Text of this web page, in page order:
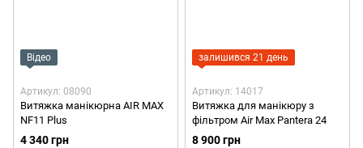
Відео
Артикул: 08090
Витяжка манікюрна AIR MAX
NF11 Plus
4 340 грн
залишився 21 день
Артикул: 14017
Витяжка для манікюру з
фільтром Air Max Pantera 24
8 900 грн